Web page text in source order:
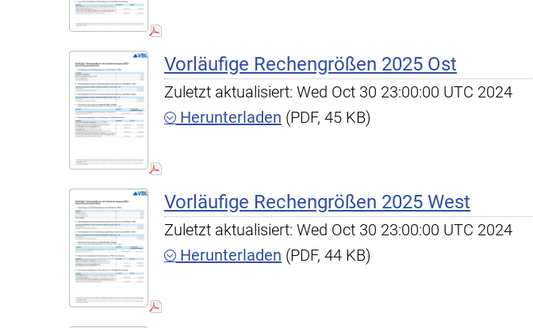
Vorläufige Rechengrößen 2025 Ost
Zuletzt aktualisiert: Wed Oct 30 23:00:00 UTC 2024
Herunterladen (PDF, 45 KB)
Vorläufige Rechengrößen 2025 West
Zuletzt aktualisiert: Wed Oct 30 23:00:00 UTC 2024
Herunterladen (PDF, 44 KB)